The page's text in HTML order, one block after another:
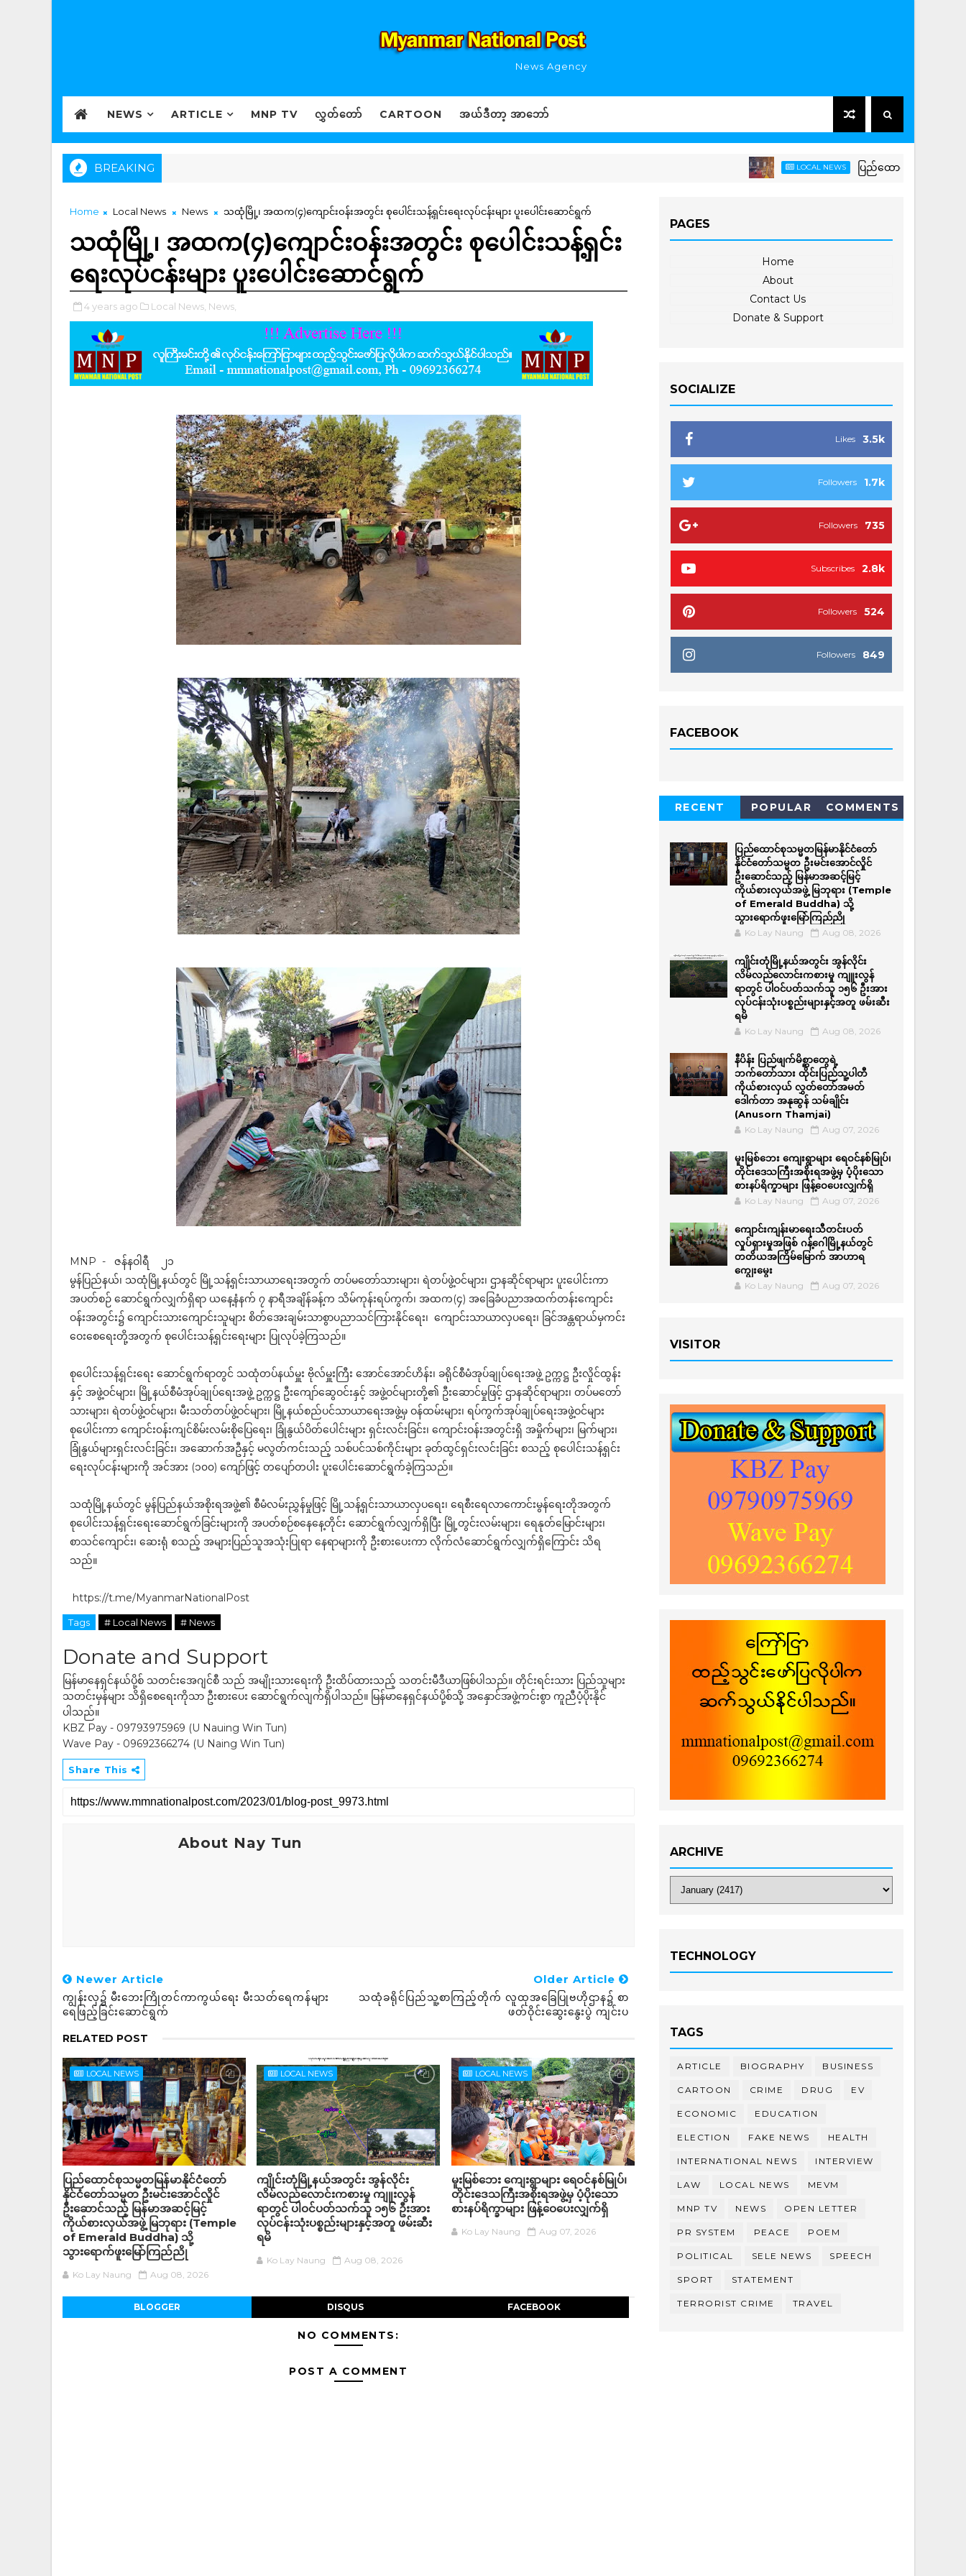
News Agency
NEWS ARTICLE MNP TV လွှတ်တော် CARTOON အယ်ဒီတာ့ အာဘော်
BREAKING LOCAL NEWS ပြည်ထောင်စုသမ္မတမြန်မာနိုင်ငံတ
Home Local News News သထုံမြို့၊ အထက(၄)ကျောင်းဝန်းအတွင်း စုပေါင်းသန့်ရှင်းရေးလုပ်ငန်းများ ပူးပေါင်းဆောင်ရွက်
သထုံမြို့၊ အထက(၄)ကျောင်းဝန်းအတွင်း စုပေါင်းသန့်ရှင်း
ရေးလုပ်ငန်းများ ပူးပေါင်းဆောင်ရွက်
4 years ago Local News, News,
MNP - ဇန်နဝါရီ ၂၁
မွန်ပြည်နယ်၊ သထုံမြို့နယ်တွင် မြို့သန့်ရှင်းသာယာ‌ရေးအတွက် တပ်မတော်သားများ၊ ရဲတပ်ဖွဲ့ဝင်များ၊ ဌာနဆိုင်ရာများ ပူးပေါင်းကာ
အပတ်စဉ် ဆောင်ရွက်လျှက်ရှိရာ ယနေ့နံနက် ၇ နာရီအချိန်ခန့်က သိမ်ကုန်းရပ်ကွက်၊ အထက(၄) အခြေခံပညာအထက်တန်းကျောင်း
ဝန်းအတွင်း၌ ကျောင်းသားကျောင်းသူများ စိတ်အေးချမ်းသာစွာပညာသင်ကြားနိုင်ရေး၊ ကျောင်းသာယာလှပရေး၊ ခြင်အန္တရာယ်မှကင်း
ဝေးစေရေးတို့အတွက် စုပေါင်းသန့်ရှင်းရေးများ ပြုလုပ်ခဲ့ကြသည်။
စုပေါင်းသန့်ရှင်းရေး ဆောင်ရွက်ရာတွင် သထုံတပ်နယ်မှူး ဗိုလ်မှူးကြီး အောင်အောင်ဟိန်း၊ ခရိုင်စီမံအုပ်ချုပ်ရေးအဖွဲ့ ဥက္ကဋ္ဌ ဦးလှိုင်ထွန်း
နှင့် အဖွဲ့ဝင်များ၊ မြို့နယ်စီမံအုပ်ချုပ်ရေးအဖွဲ့ ဥက္ကဋ္ဌ ဦးကျော်ဆွေဝင်းနှင့် အဖွဲ့ဝင်များတို့၏ ဦးဆောင်မှုဖြင့် ဌာနဆိုင်ရာများ၊ တပ်မတော်
သားများ၊ ရဲတပ်ဖွဲ့ဝင်များ၊ မီးသတ်တပ်ဖွဲ့ဝင်များ၊ မြို့နယ်စည်ပင်သာယာရေးအဖွဲ့မှ ဝန်ထမ်းများ၊ ရပ်ကွက်အုပ်ချုပ်ရေးအဖွဲ့ဝင်များ
စုပေါင်းကာ ကျောင်း၀န်းကျင်စိမ်းလမ်းစိုပြေရေး၊ ခြုံနွယ်ပိတ်ပေါင်းများ ရှင်းလင်းခြင်း၊ ကျောင်းဝန်းအတွင်းရှိ အမှိုက်များ၊ မြက်များ၊
ခြုံနွယ်များရှင်းလင်းခြင်း၊ အဆောက်အဦနှင့် မလွတ်ကင်းသည့် သစ်ပင်သစ်ကိုင်းများ ခုတ်ထွင်ရှင်းလင်းခြင်း စသည့် စုပေါင်းသန့်ရှင်း
ရေးလုပ်ငန်းများကို အင်အား (၁၀၀) ကျော်ဖြင့် တပျော်တပါး ပူးပေါင်းဆောင်ရွက်ခဲ့ကြသည်။
သထုံမြို့နယ်တွင် မွန်ပြည်နယ်အစိုးရအဖွဲ့၏ စီမံလမ်းညွှန်မှုဖြင့် မြို့သန့်ရှင်းသာယာလှပရေး၊ ရေစီးရေလာကောင်းမွန်ရေးတိုအတွက်
စုပေါင်းသန့်ရှင်းရေးဆောင်ရွက်ခြင်းများကို အပတ်စဉ်စနေနေ့တိုင်း ဆောင်ရွက်လျှက်ရှိပြီး မြို့တွင်းလမ်းများ၊ ရေနုတ်မြောင်းများ၊
စာသင်ကျောင်း၊ ဆေးရုံ စသည့် အများပြည်သူအသုံးပြုရာ နေရာများကို ဦးစားပေးကာ လိုက်လံဆောင်ရွက်လျှက်ရှိကြောင်း သိရ
သည်။
https://t.me/MyanmarNationalPost
Tags # Local News # News
Donate and Support
မြန်မာနေရှင်နယ်ပို့စ် သတင်းအေဂျင်စီ သည် အမျိုးသားရေးကို ဦးထိပ်ထားသည့် သတင်းမီဒီယာဖြစ်ပါသည်။ တိုင်းရင်းသား ပြည်သူများ
သတင်းမှန်များ သိရှိစေရေးကိုသာ ဦးစားပေး ဆောင်ရွက်လျက်ရှိပါသည်။ မြန်မာနေရှင်နယ်ပို့စ်သို့ အနှောင်အဖွဲ့ကင်းစွာ ကူညီပံ့ပိုးနိုင်
ပါသည်။
KBZ Pay - 09793975969 (U Nauing Win Tun)
Wave Pay - 09692366274 (U Naing Win Tun)
Share This
About Nay Tun
Newer Article
ကျွန်းလှ၌ မီးဘေးကြိုတင်ကာကွယ်ရေး မီးသတ်ရေကန်များ
ရေဖြည့်ခြင်းဆောင်ရွက်
Older Article
သထုံခရိုင်ပြည်သူ့စာကြည့်တိုက် လူထုအခြေပြုဗဟိုဌာန၌ စာ
ဖတ်ဝိုင်းဆွေးနွေးပွဲ ကျင်းပ
RELATED POST
LOCAL NEWS
ပြည်ထောင်စုသမ္မတမြန်မာနိုင်ငံတော်
နိုင်ငံတော်သမ္မတ ဦးမင်းအောင်လှိုင်
ဦးဆောင်သည့် မြန်မာအဆင့်မြင့်
ကိုယ်စားလှယ်အဖွဲ့ မြဘုရား (Temple
of Emerald Buddha) သို့
သွားရောက်ဖူးမြော်ကြည်ညို
Ko Lay Naung Aug 08, 2026
LOCAL NEWS
ကျိုင်းတုံမြို့နယ်အတွင်း အွန်လိုင်း
လိမ်လည်လောင်းကစားမှု ကျူးလွန်
ရာတွင် ပါဝင်ပတ်သက်သူ ၁၅၆ ဦးအား
လုပ်ငန်းသုံးပစ္စည်းများနှင့်အတူ ဖမ်းဆီး
ရမိ
Ko Lay Naung Aug 08, 2026
LOCAL NEWS
မူးမြစ်ဘေး ကျေးရွာများ ရေဝင်နစ်မြုပ်၊
တိုင်းဒေသကြီးအစိုးရအဖွဲ့မှ ပံ့ပိုးသော
စားနပ်ရိက္ခာများ ဖြန့်ဝေပေးလျှက်ရှိ
Ko Lay Naung Aug 07, 2026
BLOGGER DISQUS FACEBOOK
NO COMMENTS:
POST A COMMENT
PAGES
Home
About
Contact Us
Donate & Support
SOCIALIZE
3.5k
Likes
1.7k
Followers
735
Followers
2.8k
Subscribes
524
Followers
849
Followers
FACEBOOK
RECENT POPULAR COMMENTS
ပြည်ထောင်စုသမ္မတမြန်မာနိုင်ငံတော်
နိုင်ငံတော်သမ္မတ ဦးမင်းအောင်လှိုင်
ဦးဆောင်သည့် မြန်မာအဆင့်မြင့်
ကိုယ်စားလှယ်အဖွဲ့ မြဘုရား (Temple
of Emerald Buddha) သို့
သွားရောက်ဖူးမြော်ကြည်ညို
Ko Lay Naung Aug 08, 2026
ကျိုင်းတုံမြို့နယ်အတွင်း အွန်လိုင်း
လိမ်လည်လောင်းကစားမှု ကျူးလွန်
ရာတွင် ပါဝင်ပတ်သက်သူ ၁၅၆ ဦးအား
လုပ်ငန်းသုံးပစ္စည်းများနှင့်အတူ ဖမ်းဆီး
ရမိ
Ko Lay Naung Aug 08, 2026
နီပိန်း ပြည်ဖျက်မိစ္ဆာတွေရဲ့
ဘက်တော်သား ထိုင်းပြည်သူ့ပါတီ
ကိုယ်စားလှယ် လွှတ်တော်အမတ်
ဒေါက်တာ အနုဆွန် သမ်ချိုင်း
(Anusorn Thamjai)
Ko Lay Naung Aug 07, 2026
မူးမြစ်ဘေး ကျေးရွာများ ရေဝင်နစ်မြုပ်၊
တိုင်းဒေသကြီးအစိုးရအဖွဲ့မှ ပံ့ပိုးသော
စားနပ်ရိက္ခာများ ဖြန့်ဝေပေးလျှက်ရှိ
Ko Lay Naung Aug 07, 2026
ကျောင်းကျန်းမာရေးသီတင်းပတ်
လှုပ်ရှားမှုအဖြစ် ဂန့်ဂေါမြို့နယ်တွင်
တတိယအကြိမ်မြောက် အာဟာရ
ကျွေးမွေး
Ko Lay Naung Aug 07, 2026
VISITOR
ARCHIVE
TECHNOLOGY
TAGS
ARTICLE BIOGRAPHY BUSINESS
CARTOON CRIME DRUG EV
ECONOMIC EDUCATION
ELECTION FAKE NEWS HEALTH
INTERNATIONAL NEWS INTERVIEW
LAW LOCAL NEWS MEVM
MNP TV NEWS OPEN LETTER
PR SYSTEM PEACE POEM
POLITICAL SELE NEWS SPEECH
SPORT STATEMENT
TERRORIST CRIME TRAVEL